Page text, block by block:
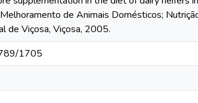
de Animais Domésticos;
de Viçosa, Viçosa, 2005.
1705